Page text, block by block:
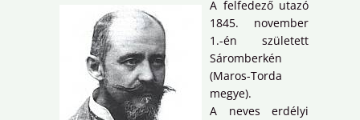
A felfedező utazó
1845. november
1.-én született
Sáromberkén
(Maros-Torda
megye).
A neves erdélyi